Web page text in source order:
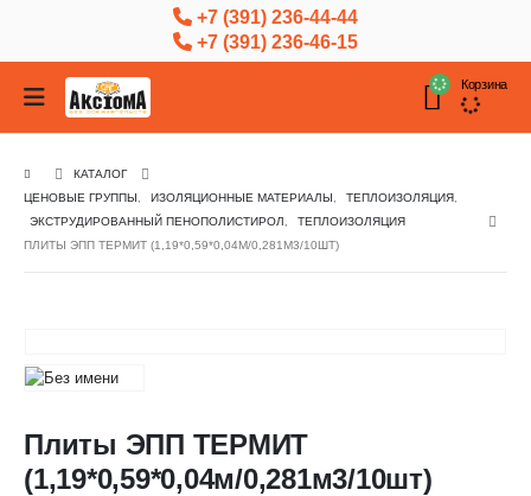
+7 (391) 236-44-44
+7 (391) 236-46-15
Корзина
КАТАЛОГ
ЦЕНОВЫЕ ГРУППЫ
ИЗОЛЯЦИОННЫЕ МАТЕРИАЛЫ ТЕПЛОИЗОЛЯЦИЯ
ЭКСТРУДИРОВАННЫЙ ПЕНОПОЛИСТИРОЛ
ТЕПЛОИЗОЛЯЦИЯ
ПЛИТЫ ЭПП ТЕРМИТ (1,19*0,59*0,04М/0,281М3/10ШТ)
Плиты ЭПП ТЕРМИТ
(1,19*0,59*0,04м/0,281м3/10шт)